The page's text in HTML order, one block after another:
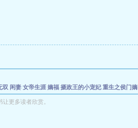
双 闲妻 女帝生涯 嫡福 摄政王的小宠妃重生之侯门嫡
生活
更多读者欣赏。